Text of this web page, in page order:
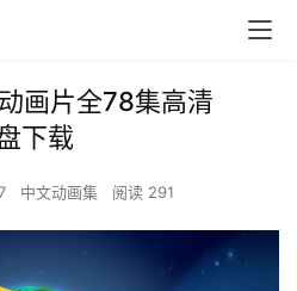
画片全78集高清
下载
中文动画集 阅读 291